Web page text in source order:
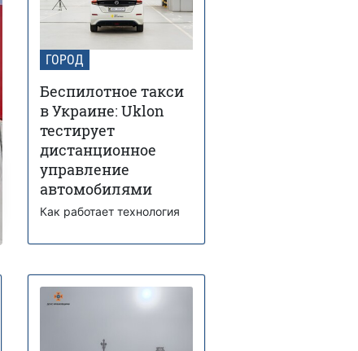
ГОРОД
Беспилотное такси
в Украине: Uklon
тестирует
дистанционное
управление
автомобилями
Как работает технология